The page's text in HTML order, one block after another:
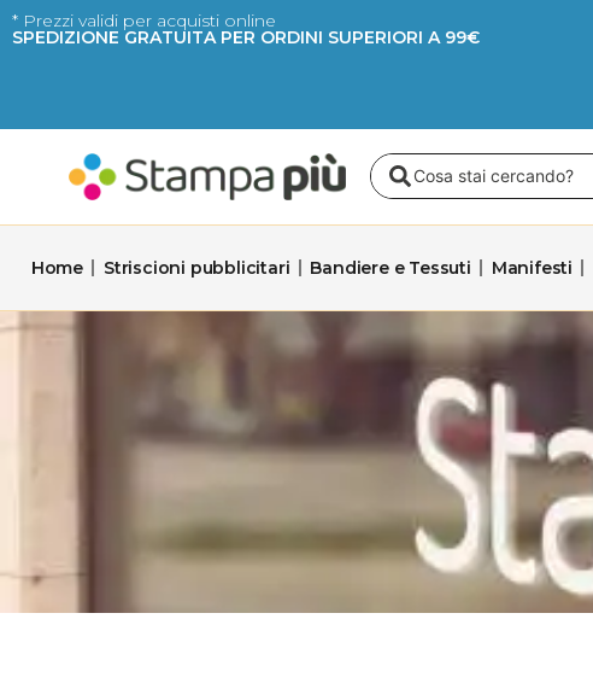
Vai
al
* Prezzi validi per acquisti online
SPEDIZIONE GRATUITA PER ORDINI SUPERIORI A 99€
Search
Home Striscioni pubblicitari Bandiere e Tessuti Manifesti